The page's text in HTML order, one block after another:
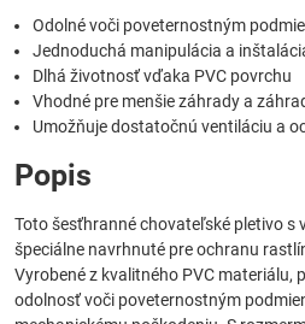
Odolné voči poveternostným
Jednoduchá manipulácia a
Dlhá životnosť vďaka PVC povrchu
Vhodné pre menšie záhrady a
Umožňuje dostatočnú ventiláciu a
Popis
Toto šesťhranné chovateľské pletivo s
špeciálne navrhnuté pre ochranu
Vyrobené z kvalitného PVC materiálu,
odolnosť voči poveternostným